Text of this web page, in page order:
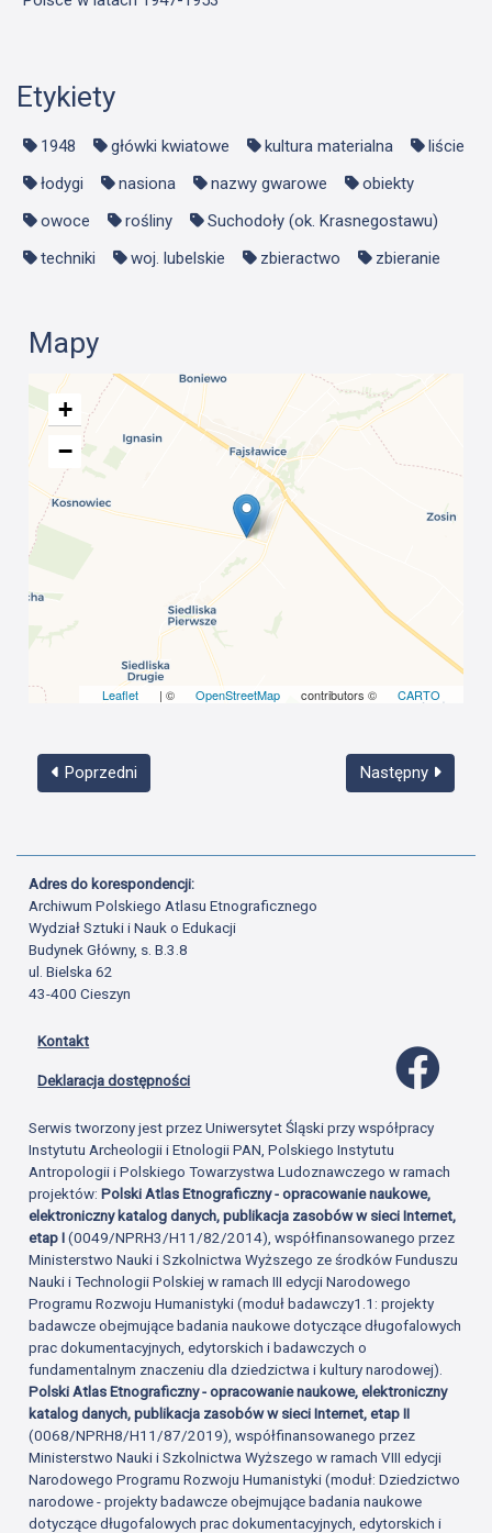
Etykiety
1948 główki kwiatowe kultura materialna
liście
łodygi
nasiona nazwy gwarowe
obiekty
owoce
rośliny
Suchodoły (ok. Krasnegostawu)
techniki
woj. lubelskie zbieractwo zbieranie
Mapy
+
−
Leaflet | © OpenStreetMap contributors © CARTO
Poprzedni Następny
Adres do korespondencji:
Archiwum Polskiego Atlasu Etnograficznego
Wydział Sztuki i Nauk o Edukacji
Budynek Główny, s. B.3.8
ul. Bielska 62
43-400 Cieszyn
Kontakt
Deklaracja dostępności
Serwis tworzony jest przez Uniwersytet Śląski przy współpracy
Instytutu Archeologii i Etnologii PAN, Polskiego Instytutu
Antropologii i Polskiego Towarzystwa Ludoznawczego w ramach
projektów:Polski Atlas Etnograficzny - opracowanie naukowe,
elektroniczny katalog danych, publikacja zasobów w sieci Internet,
etap I(0049/NPRH3/H11/82/2014), współfinansowanego przez
Ministerstwo Nauki i Szkolnictwa Wyższego ze środków Funduszu
Nauki i Technologii Polskiej w ramach III edycji Narodowego
Programu Rozwoju Humanistyki (moduł badawczy1.1: projekty
badawcze obejmujące badania naukowe dotyczące długofalowych
prac dokumentacyjnych, edytorskich i badawczych o
fundamentalnym znaczeniu dla dziedzictwa i kultury narodowej).
Polski Atlas Etnograficzny - opracowanie naukowe, elektroniczny
katalog danych, publikacja zasobów w sieci Internet, etap II
(0068/NPRH8/H11/87/2019), współfinansowanego przez
Ministerstwo Nauki i Szkolnictwa Wyższego w ramach VIII edycji
Narodowego Programu Rozwoju Humanistyki (moduł: Dziedzictwo
narodowe - projekty badawcze obejmujące badania naukowe
dotyczące długofalowych prac dokumentacyjnych, edytorskich i